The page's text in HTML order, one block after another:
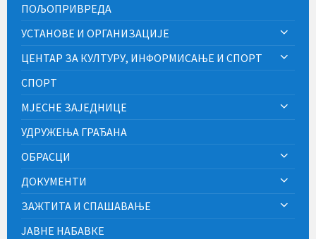
ПОЉОПРИВРЕДА
УСТАНОВЕ И ОРГАНИЗАЦИЈЕ
ЦЕНТАР ЗА КУЛТУРУ, ИНФОРМИСАЊЕ И СПОРТ
СПОРТ
МЈЕСНЕ ЗАЈЕДНИЦЕ
УДРУЖЕЊА ГРАЂАНА
ОБРАСЦИ
ДОКУМЕНТИ
ЗАЖТИТА И СПАШАВАЊЕ
ЈАВНЕ НАБАВКЕ